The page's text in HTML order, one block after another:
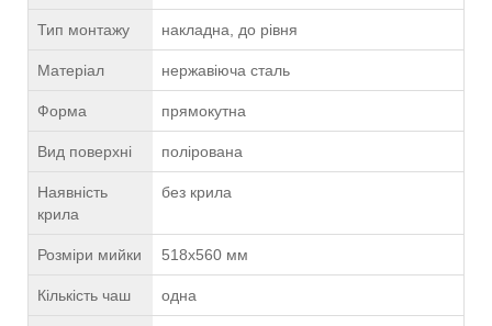
Тип монтажу накладна, до рівня
Матеріал нержавіюча сталь
Форма прямокутна
Вид поверхні полірована
Наявність
крила
без крила
Розміри мийки 518х560 мм
Кількість чаш одна